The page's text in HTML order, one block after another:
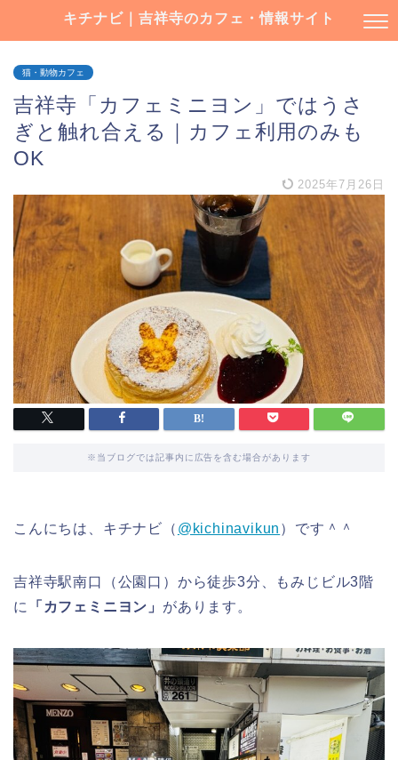
キチナビ｜吉祥寺のカフェ・情報サイト
猫・動物カフェ
吉祥寺「カフェミニヨン」ではうさ
ぎと触れ合える｜カフェ利用のみも
OK
2025年7月26日
※当ブログでは記事内に広告を含む場合があります
こんにちは、キチナビ（ @kichinavikun ）です＾＾
吉祥寺駅南口（公園口）から徒歩3分、もみじビル3階
に
「カフェミニヨン」 があります。